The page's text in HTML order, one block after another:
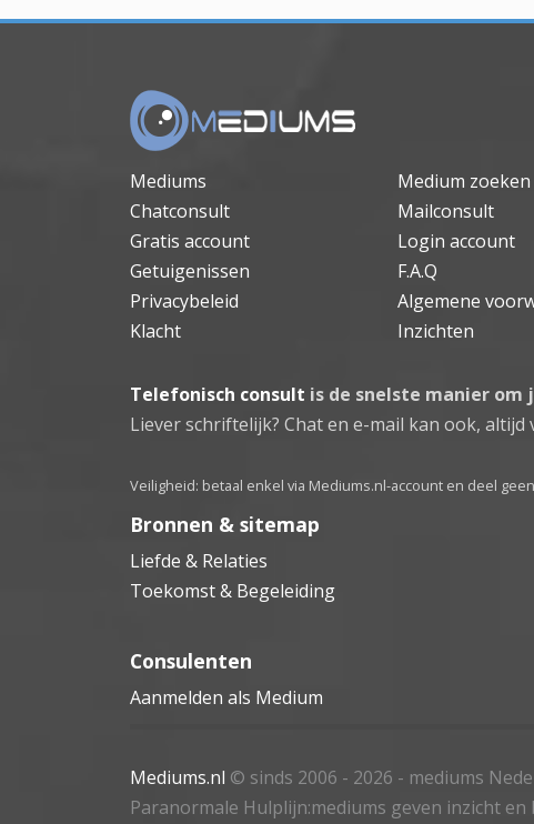
Mediums Medium zoeken
Chatconsult
Mailconsult
Gratis account
Login account
Getuigenissen
F.A.Q
Privacybeleid
Algemene
Klacht
Inzichten
Telefonisch consult is de snelste manier
Liever schriftelijk? Chat en e-mail kan ook, altijd
Veiligheid: betaal enkel via Mediums.nl-account en deel
Bronnen & sitemap
Liefde & Relaties
Toekomst & Begeleiding
Consulenten
Aanmelden als Medium
Mediums.nl © sinds 2006 - 2026 - mediums
Paranormale Hulplijn:mediums geven inzicht